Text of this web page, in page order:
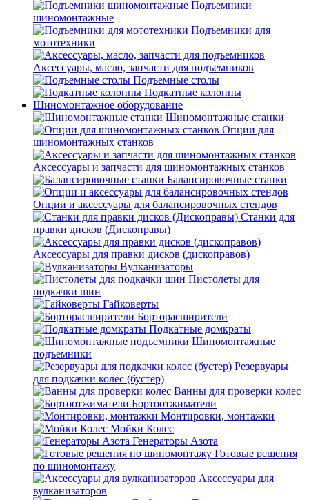
Подъемники
шиномонтажные
Подъемники для
мототехники
Аксессуары, масло, запчасти для подъемников
Подъемные столы
Подкатные колонны
Шиномонтажное оборудование
Шиномонтажные станки
Опции для
шиномонтажных станков
Аксессуары и запчасти для шиномонтажных станков
Балансировочные станки
Опции и аксессуары для балансировочных стендов
Станки для
правки дисков (Дископравы)
Аксессуары для правки дисков (дископравов)
Вулканизаторы
Пистолеты для
подкачки шин
Гайковерты
Борторасширители
Подкатные домкраты
Шиномонтажные
подъемники
Резервуары
для подкачки колес (бустер)
Ванны для проверки колес
Бортоотжиматели
Монтировки, монтажки
Мойки Колес
Генераторы Азота
Готовые решения
по шиномонтажу
Аксессуары для
вулканизаторов